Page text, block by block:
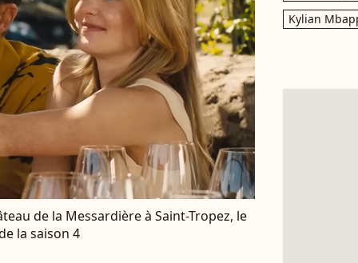
de la Messardière à Saint-Tropez, le
la saison 4
Kylian